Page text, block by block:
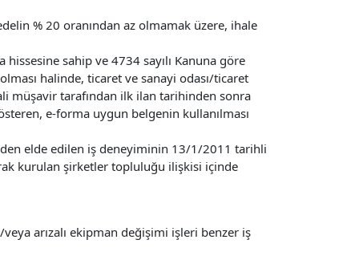
% 20 oranından az olmamak üzere, ihale
sahip ve 4734 sayılı Kanuna göre
halinde, ticaret ve sanayi odası/ticaret
müşavir tarafından ilk ilan tarihinden sonra
e-forma uygun belgenin kullanılması
elde edilen iş deneyiminin 13/1/2011 tarihli
kurulan şirketler topluluğu ilişkisi içinde
arızalı ekipman değişimi işleri benzer iş